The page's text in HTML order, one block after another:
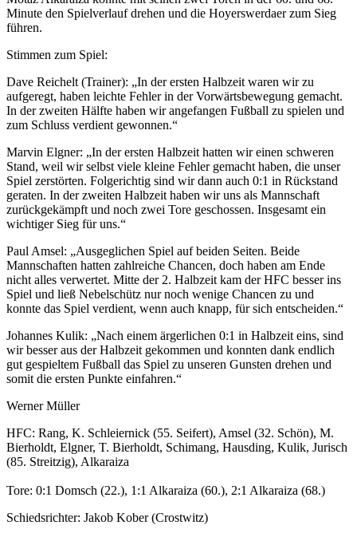
Minute den Spielverlauf drehen und die Hoyerswerdaer zum Sieg
führen.
Stimmen zum Spiel:
Dave Reichelt (Trainer): „In der ersten Halbzeit waren wir zu
aufgeregt, haben leichte Fehler in der Vorwärtsbewegung gemacht.
In der zweiten Hälfte haben wir angefangen Fußball zu spielen und
zum Schluss verdient gewonnen.“
Marvin Elgner: „In der ersten Halbzeit hatten wir einen schweren
Stand, weil wir selbst viele kleine Fehler gemacht haben, die unser
Spiel zerstörten. Folgerichtig sind wir dann auch 0:1 in Rückstand
geraten. In der zweiten Halbzeit haben wir uns als Mannschaft
zurückgekämpft und noch zwei Tore geschossen. Insgesamt ein
wichtiger Sieg für uns.“
Paul Amsel: „Ausgeglichen Spiel auf beiden Seiten. Beide
Mannschaften hatten zahlreiche Chancen, doch haben am Ende
nicht alles verwertet. Mitte der 2. Halbzeit kam der HFC besser ins
Spiel und ließ Nebelschütz nur noch wenige Chancen zu und
konnte das Spiel verdient, wenn auch knapp, für sich entscheiden.“
Johannes Kulik: „Nach einem ärgerlichen 0:1 in Halbzeit eins, sind
wir besser aus der Halbzeit gekommen und konnten dank endlich
gut gespieltem Fußball das Spiel zu unseren Gunsten drehen und
somit die ersten Punkte einfahren.“
Werner Müller
HFC: Rang, K. Schleiernick (55. Seifert), Amsel (32. Schön), M.
Bierholdt, Elgner, T. Bierholdt, Schimang, Hausding, Kulik, Jurisch
(85. Streitzig), Alkaraiza
Tore: 0:1 Domsch (22.), 1:1 Alkaraiza (60.), 2:1 Alkaraiza (68.)
Schiedsrichter: Jakob Kober (Crostwitz)